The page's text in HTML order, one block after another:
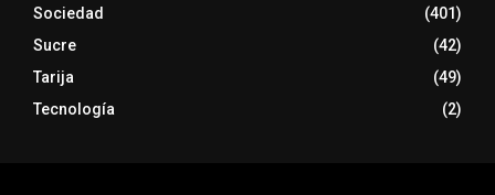
Sociedad
(401)
Sucre
(42)
Tarija
(49)
Tecnología
(2)